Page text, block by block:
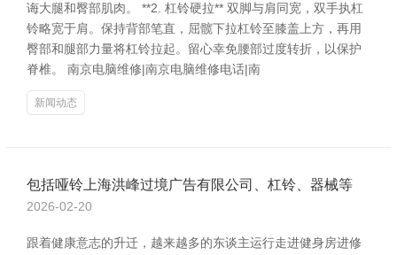
诲大腿和臀部肌肉。 **2. 杠铃硬拉** 双脚与肩同宽，双手执杠
铃略宽于肩。保持背部笔直，屈髋下拉杠铃至膝盖上方，再用
臀部和腿部力量将杠铃拉起。留心幸免腰部过度转折，以保护
脊椎。 南京电脑维修|南京电脑维修电话|南
新闻动态
包括哑铃上海洪峰过境广告有限公司、杠铃、器械等
2026-02-20
跟着健康意志的升迁，越来越多的东谈主运行走进健身房进修